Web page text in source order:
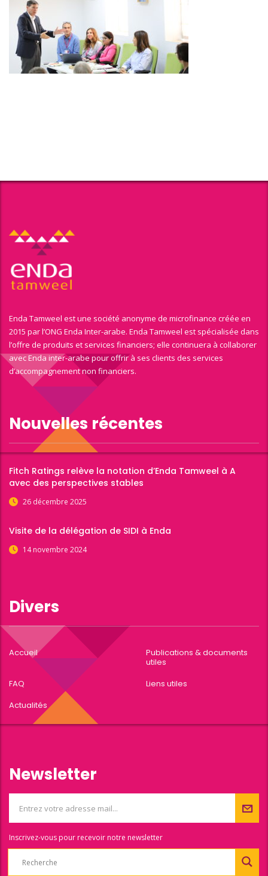
Enda Tamweel est une société anonyme de microfinance créée en
2015 par l’ONG Enda Inter-arabe. Enda Tamweel est spécialisée dans
l’offre de produits et services financiers; elle continuera à collaborer
avec Enda inter-arabe pour offrir à ses clients des services
d’accompagnement non financiers.
Nouvelles récentes
Fitch Ratings relève la notation d’Enda Tamweel à A
avec des perspectives stables
26 décembre 2025
Visite de la délégation de SIDI à Enda
14 novembre 2024
Divers
Accueil
Publications & documents
utiles
FAQ
Liens utiles
Actualités
Newsletter
Inscrivez-vous pour recevoir notre newsletter